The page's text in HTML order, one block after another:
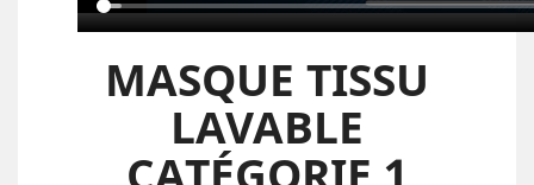
MASQUE TISSU
LAVABLE